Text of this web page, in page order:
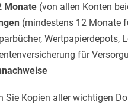
Monate (von allen Konten
(mindestens 12 Monate
Wertpapierdepots,
für
Sie Kopien aller wichtigen